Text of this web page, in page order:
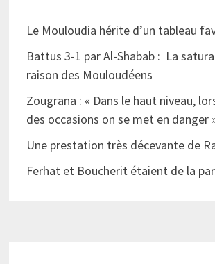
Le Mouloudia hérite d’un tableau
Battus 3-1 par Al-Shabab : La
raison des Mouloudéens
Zougrana : « Dans le haut niveau,
des occasions on se met en danger
Une prestation très décevante de
Ferhat et Boucherit étaient de la